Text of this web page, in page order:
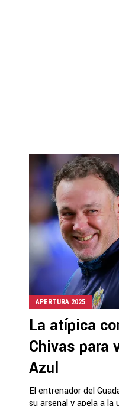
APERTURA 2025
La atípica
Chivas para
Azul
El entrenador del
su arsenal y apela a